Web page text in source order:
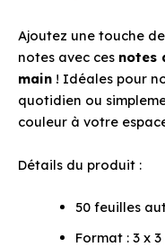
Ajoutez une touche
notes avec ces notes
main ! Idéales pour
quotidien ou
couleur à votre
Détails du produit :
50 feuilles
Format : 3 x 3